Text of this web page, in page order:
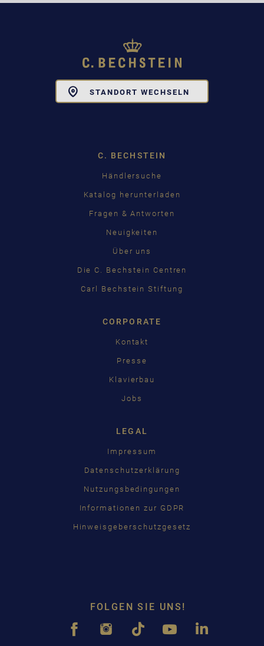
STANDORT WECHSELN
C. BECHSTEIN
Händlersuche
Katalog herunterladen
Fragen & Antworten
Neuigkeiten
Über uns
Die C. Bechstein Centren
Carl Bechstein Stiftung
CORPORATE
Kontakt
Presse
Klavierbau
Jobs
LEGAL
Impressum
Datenschutzerklärung
Nutzungsbedingungen
Informationen zur GDPR
Hinweisgeberschutzgesetz
FOLGEN SIE UNS!